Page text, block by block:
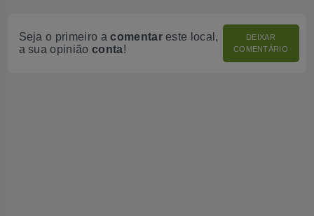
Seja o primeiro acomentareste local,
a sua opinião conta!
DEIXAR
COMENTÁRIO